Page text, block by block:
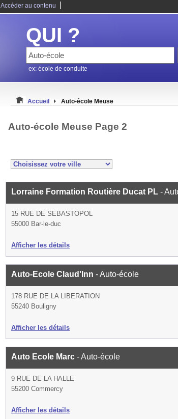
Accéder au contenu
QUI ?
ex: école de conduite
Accueil Auto-école Meuse
Auto-école Meuse Page 2
Lorraine Formation Routière Ducat PL -
15 RUE DE SEBASTOPOL
55000 Bar-le-duc
Afficher les détails
Auto-Ecole Claud'Inn - Auto-école
178 RUE DE LA LIBERATION
55240 Bouligny
Afficher les détails
Auto Ecole Marc - Auto-école
9 RUE DE LA HALLE
55200 Commercy
Afficher les détails